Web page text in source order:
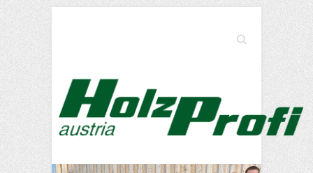
Search